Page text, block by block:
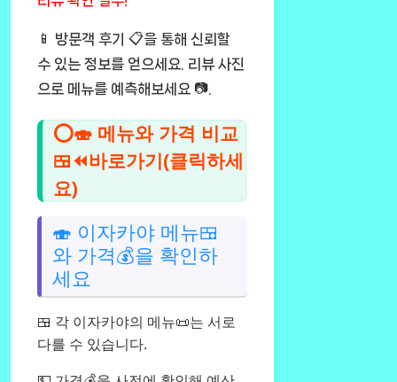
📱 방문객 후기 📋을 통해 신뢰할
수 있는 정보를 얻으세요. 리뷰 사진
으로 메뉴를 예측해보세요 📷.
⭕🍣 메뉴와 가격 비교
🍱⏪바로가기(클릭하세
요)
🍣 이자카야 메뉴🍱
와 가격💰을 확인하
세요
🍱 각 이자카야의 메뉴📜는 서로
다를 수 있습니다.